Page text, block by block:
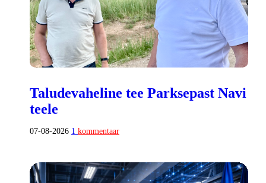
Taludevaheline tee Parksepast Navi
teele
07-08-2026 1 kommentaar